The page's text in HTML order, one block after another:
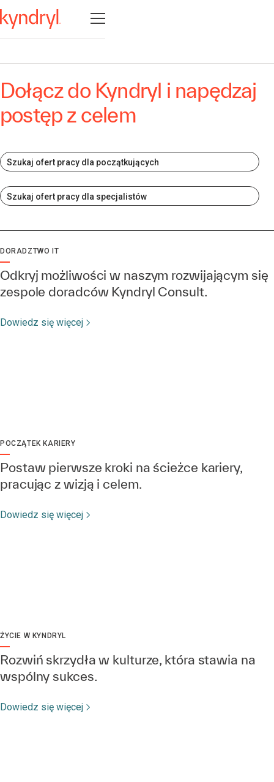
Otwórz nawigację
Dołącz do Kyndryl i napędzaj
postęp z celem
Szukaj ofert pracy dla początkujących
Szukaj ofert pracy dla specjalistów
DORADZTWO IT
Odkryj możliwości w naszym rozwijającym się
zespole doradców Kyndryl Consult.
Dowiedz się więcej
POCZĄTEK KARIERY
Postaw pierwsze kroki na ścieżce kariery,
pracując z wizją i celem.
Dowiedz się więcej
ŻYCIE W KYNDRYL
Rozwiń skrzydła w kulturze, która stawia na
wspólny sukces.
Dowiedz się więcej